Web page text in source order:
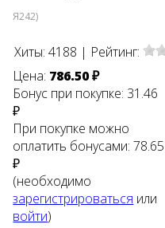
Я242)
Хиты: 4188 | Рейтинг:
Цена: 786.50 ₽
Бонус при покупке: 31.46
₽
При покупке можно
оплатить бонусами:78.65
₽
(необходимо
зарегистрироваться или
войти)